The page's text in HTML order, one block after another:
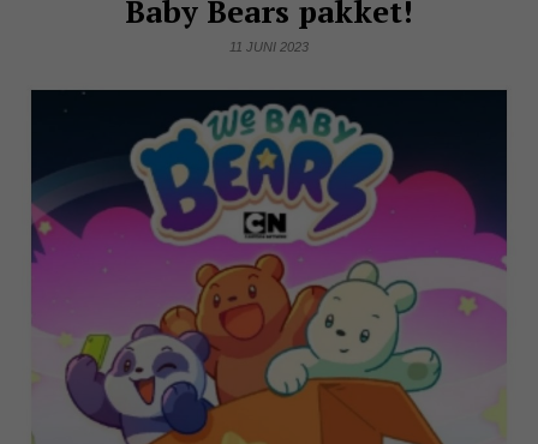
Baby Bears pakket!
11 JUNI 2023